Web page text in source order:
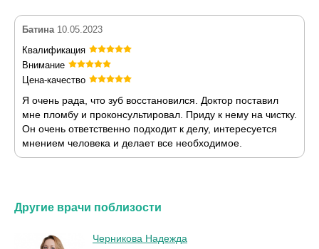
Батина 10.05.2023
Квалификация
Внимание
Цена-качество
Я очень рада, что зуб восстановился. Доктор поставил
мне пломбу и проконсультировал. Приду к нему на чистку.
Он очень ответственно подходит к делу, интересуется
мнением человека и делает все необходимое.
Другие врачи поблизости
Черникова Надежда